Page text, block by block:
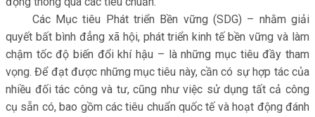
Các Mục tiêu Phát triển Bền vững (SDG) – nhằm giải
quyết bất bình đẳng xã hội, phát triển kinh tế bền vững và làm
chậm tốc độ biến đổi khí hậu – là những mục tiêu đầy tham
vọng. Để đạt được những mục tiêu này, cần có sự hợp tác của
nhiều đối tác công và tư, cũng như việc sử dụng tất cả công
cụ sẵn có, bao gồm các tiêu chuẩn quốc tế và hoạt động đánh